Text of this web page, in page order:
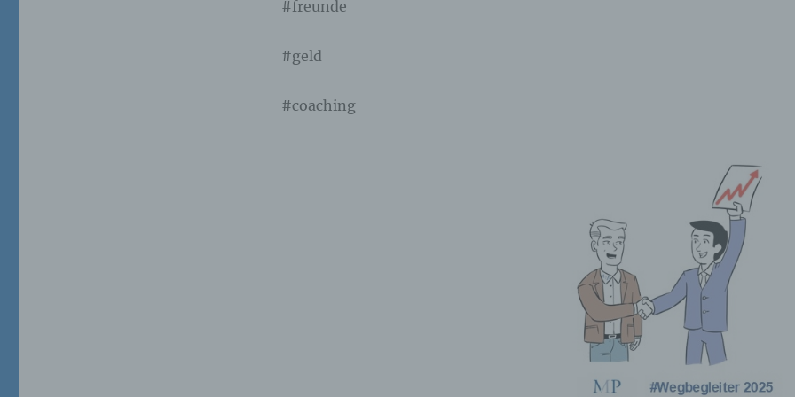
#freunde
#geld
#coaching
personenbezogener Daten, die darin besteht, dass diese
personenbezogenen Daten verwendet werden, um bestimmte
persönliche Aspekte, die sich auf eine natürliche Person beziehen,
bewerten, insbesondere, um Aspekte bezüglich Arbeitsleistung,
wirtschaftlicher Lage, Gesundheit, persönlicher Vorlieben,
Zuverlässigkeit, Verhalten, Aufenthaltsort oder Ortswechsel dieser
natürlichen Person zu analysieren oder vorherzusagen.
Pseudonymisierung ist die Verarbeitung personenbezogener
einer Weise, auf welche die personenbezogenen Daten ohne